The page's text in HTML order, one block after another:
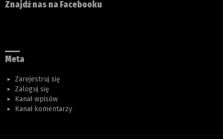
Znajdź nas na Facebooku
Meta
Zarejestruj się
Zaloguj się
Kanał wpisów
Kanał komentarzy